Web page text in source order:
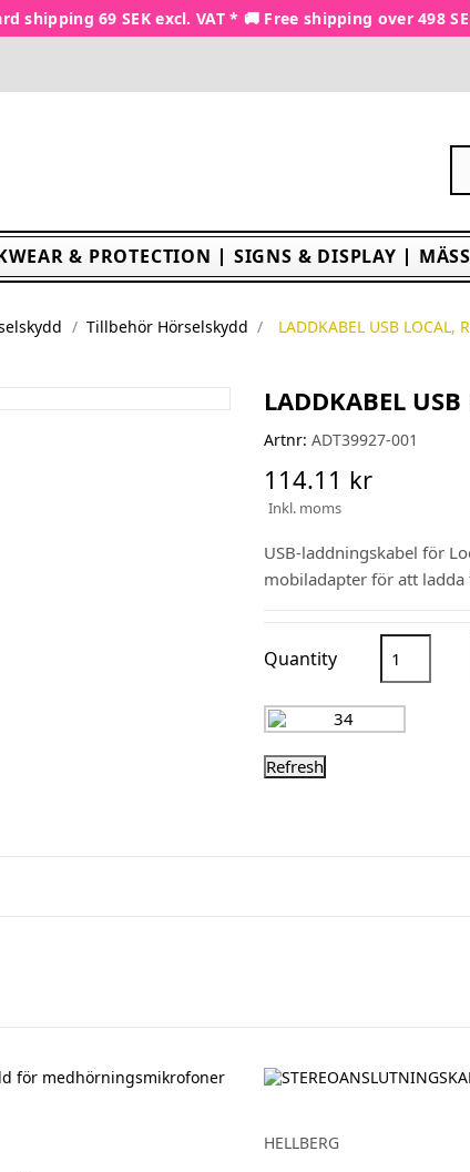
shipping 69 SEK excl. VAT * 🚚 Free shipping over 498
& PROTECTION SIGNS & DISPLAY
Tillbehör Hörselskydd LADDKABEL USB LOCAL,
LADDKABEL USB
Artnr: ADT39927-001
114.11 kr
Inkl. moms
USB-laddningskabel för
mobiladapter för att
Quantity
HELLBERG